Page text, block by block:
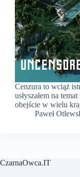
Cenzura to wciąż
usłyszałem na
obejście w wielu
Paweł
CzarnaOwca.IT